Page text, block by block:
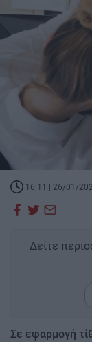
16:11 | 26/01/
Δείτε
Σε εφαρμογή